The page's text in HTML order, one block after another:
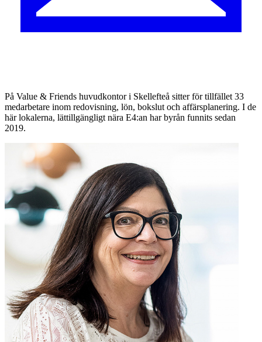
På Value & Friends huvudkontor i Skellefteå sitter för tillfället 33
medarbetare inom redovisning, lön, bokslut och affärsplanering. I de
här ­lokalerna, lättillgängligt nära E4:an har byrån funnits sedan
2019.